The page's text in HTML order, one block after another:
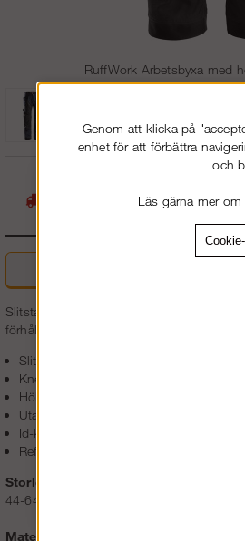
RuffWork Arbetsbyxa med
Stora lager - snabb leverans
Slitstark arbetsbyxa med hölsterfickor
förhållanden och andra krävande miljöer.
Slitstark bomull förstärkt med
KneeGuard™-knäskydd
Hölsterfickor med blixtlåsfack
Utanpåficka med pennfack
Id-korthållare
Reflexdetaljer
Storlek:
44-64, 88-128, 146-162, 192-212, 250-
Material:
Genom att klicka på
enhet för att förbättra
och
Läs gärna mer